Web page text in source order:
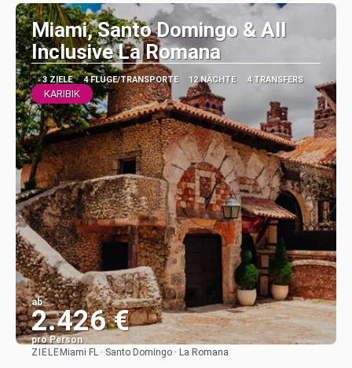
Miami, Santo Domingo & All
Inclusive La Romana
3 ZIELE 4 FLÜGE/TRANSPORTE 12 NÄCHTE 4 TRANSFERS
KARIBIK
ab
2.426 €
pro Person
Sehen
ZIELE Miami FL · Santo Domingo · La Romana